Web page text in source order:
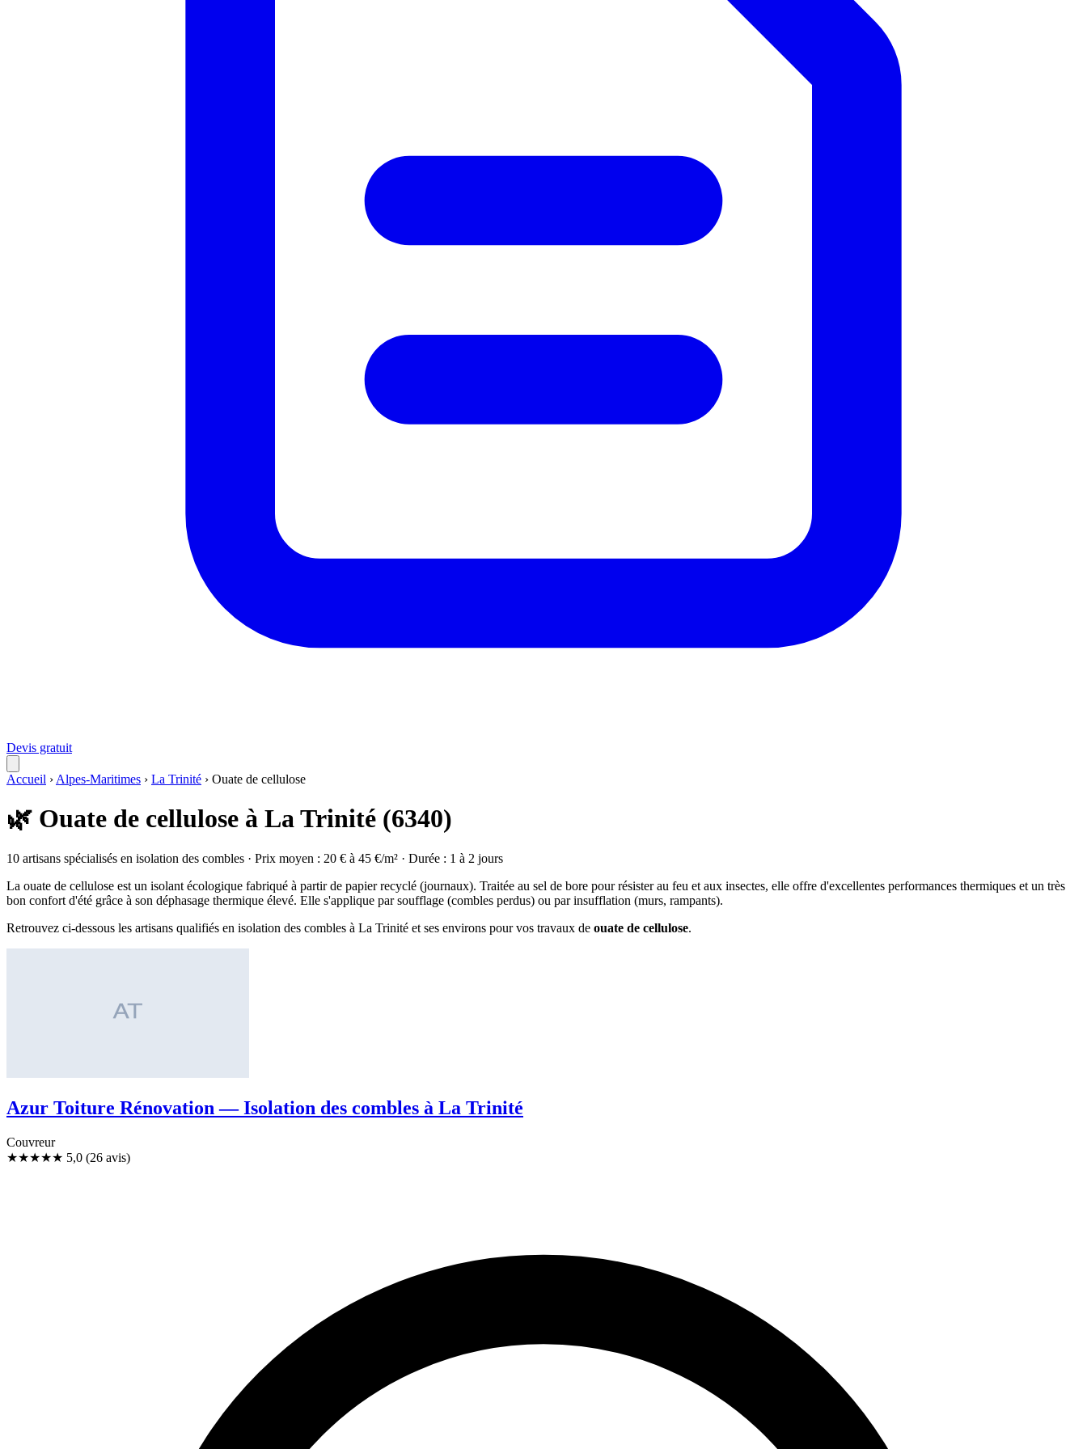
Devis gratuit
Accueil › Alpes-Maritimes › La Trinité › Ouate de cellulose
🌿 Ouate de cellulose à La Trinité (6340)
10 artisans spécialisés en isolation des combles · Prix moyen : 20 € à 45 €/m² · Durée : 1 à 2 jours
La ouate de cellulose est un isolant écologique fabriqué à partir de papier recyclé (journaux). Traitée au sel de bore pour résister au feu et aux insectes, elle offre d'excellentes performances thermiques et un très
bon confort d'été grâce à son déphasage thermique élevé. Elle s'applique par soufflage (combles perdus) ou par insufflation (murs, rampants).
Retrouvez ci-dessous les artisans qualifiés en isolation des combles à La Trinité et ses environs pour vos travaux de ouate de cellulose.
Azur Toiture Rénovation — Isolation des combles à La Trinité
Couvreur
★★★★★ 5,0 (26 avis)